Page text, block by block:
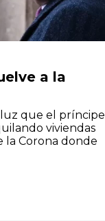
a la
que el príncipe
viviendas
la Corona donde